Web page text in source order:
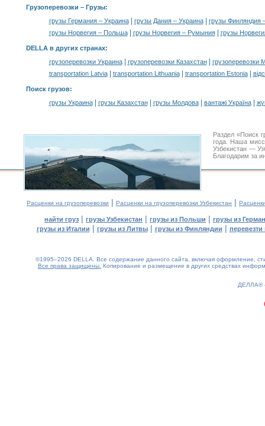
Грузоперевозки – Грузы:
грузы Германия – Украина| грузы Дания – Украина|
грузы Финляндия
грузы Норвегия – Польша| грузы Норвегия – Румыния| грузы
DELLA в других странах:
грузоперевозки Украина| грузоперевозки Казахстан|
грузоперевозки
transportation Latvia| transportation Lithuania| transportation Estonia|
Поиск грузов:
грузы Украина| грузы Казахстан| грузы Молдова| вантажі Україна|
Раздел «Поиск
года. Наша
Узбекистан —
Благодарим за
Расценки на грузоперевозки | Расценки на грузоперевозки Узбекистан |
найти груз | грузы Узбекистан | грузы из Польши | грузы из
грузы из Италии | грузы из Литвы| грузы из Финляндии | перевезти
©1995–2026 DELLA. Все содержание данного сайта, включая оформление,
Все права защищены. Копирование и размещение в других средствах